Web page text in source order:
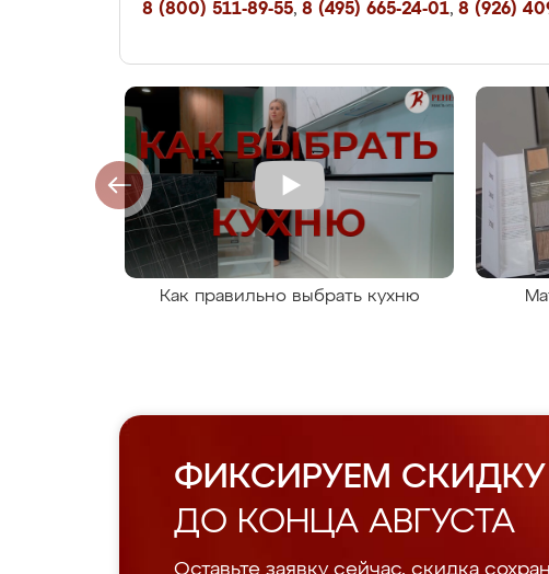
8 (800) 511-89-55, 8 (495) 665-24-01, 8 (926)
Как правильно выбрать кухню
ФИКСИРУЕМ СКИДКУ
ДО КОНЦА АВГУСТА
Оставьте заявку сейчас, скидка